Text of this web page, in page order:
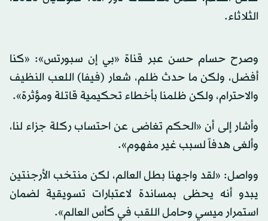
الثلاثاء.
وصرح حسام حسن عبر قناة «بي إن سبورتس»: «كنا
أفضل، ولكن ما حدث ظلم، شعار (فيفا) اللعب النظيف
والاحترام، ولكن ظلمنا بأخطاء تحكيمية قاتلة ومؤثرة».
وأشار إلى أن «الحكم تغاضى عن احتساب ركلة جزاء لنا،
وألغى هدفاً لسبب غير مفهوم».
وواصل: «لقد واجهنا بطل العالم، لكن منتخب الأرجنتين
يبدو أنه يحظى بمساندة لاعتبارات تسويقية لضمان
استمرار ميسي وحامل اللقب في كأس العالم».